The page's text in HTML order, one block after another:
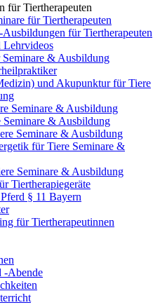
für Tiertherapeuten
für Tiertherapeuten
für Tiertherapeuten
Lehrvideos
& Ausbildung
und Akupunktur für Tiere
Seminare & Ausbildung
Seminare & Ausbildung
Seminare & Ausbildung
für Tiere Seminare &
Seminare & Ausbildung
Tiertherapiegeräte
§ 11 Bayern
für Tiertherapeutinnen
-Abende